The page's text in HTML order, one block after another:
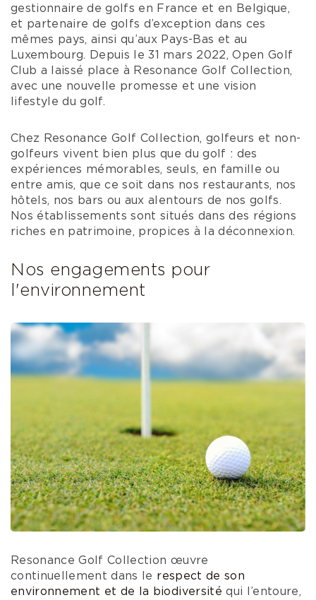
gestionnaire de golfs en France et en Belgique,
et partenaire de golfs d’exception dans ces
mêmes pays, ainsi qu’aux Pays-Bas et au
Luxembourg. Depuis le 31 mars 2022, Open Golf
Club a laissé place à Resonance Golf Collection,
avec une nouvelle promesse et une vision
lifestyle du golf.
Chez Resonance Golf Collection, golfeurs et non-
golfeurs vivent bien plus que du golf : des
expériences mémorables, seuls, en famille ou
entre amis, que ce soit dans nos restaurants, nos
hôtels, nos bars ou aux alentours de nos golfs.
Nos établissements sont situés dans des régions
riches en patrimoine, propices à la déconnexion.
Nos engagements pour
l'environnement
Resonance Golf Collection œuvre
continuellement dans le respect de son
environnement et de la biodiversité qui l’entoure,